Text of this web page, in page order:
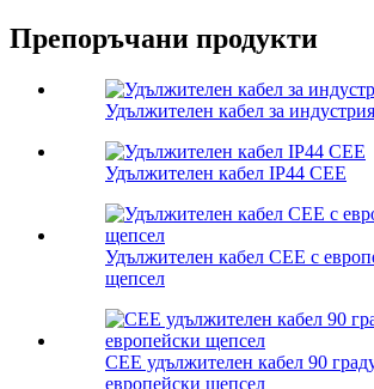
Препоръчани продукти
Удължителен кабел за
Удължителен кабел IP44 CEE
Удължителен кабел CEE с
щепсел
CEE удължителен кабел 90
европейски щепсел